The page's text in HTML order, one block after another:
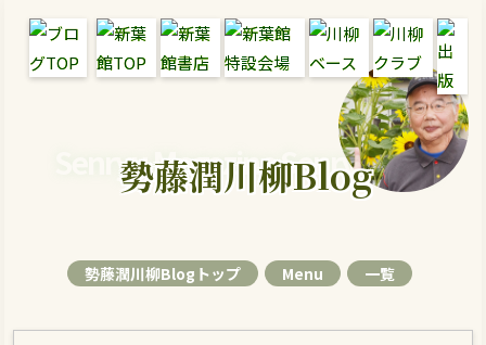
Senryu Magazine Senryu Blog
勢藤潤川柳Blog
勢藤潤川柳Blogトップ Menu 一覧